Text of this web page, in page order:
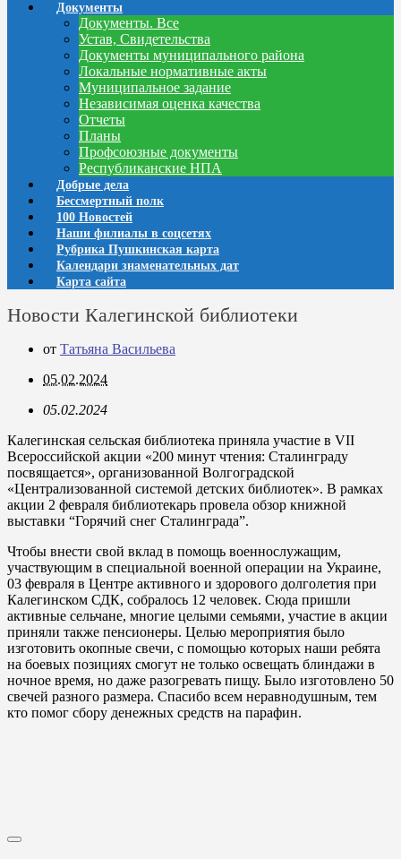
Документы
Документы. Все
Устав, Свидетельства
Документы муниципального района
Локальные нормативные акты
Муниципальное задание
Независимая оценка качества
Отчеты
Планы
Профсоюзные документы
Республиканские НПА
Добрые дела
Бессмертный полк
100 Новостей
Наши филиалы в соцсетях
Рубрика Пушкинская карта
Календари знаменательных дат
Карта сайта
Новости Калегинской библиотеки
от Татьяна Васильева
05.02.2024
05.02.2024
Калегинская сельская библиотека приняла участие в VII
Всероссийской акции «200 минут чтения: Сталинграду
посвящается», организованной Волгоградской
«Централизованной системой детских библиотек». В рамках
акции 2 февраля библиотекарь провела обзор книжной
выставки “Горячий снег Сталинграда”.
Чтобы внести свой вклад в помощь военнослужащим,
участвующим в специальной военной операции на Украине,
03 февраля в Центре активного и здорового долголетия при
Калегинском СДК, собралось 12 человек. Сюда пришли
активные сельчане, многие целыми семьями, участие в акции
приняли также пенсионеры. Целью мероприятия было
изготовить окопные свечи, с помощью которых наши ребята
на боевых позициях смогут не только освещать блиндажи в
ночное время, но даже разогревать пищу. Было изготовлено 50
свечей разного размера. Спасибо всем неравнодушным, тем
кто помог сбору денежных средств на парафин.